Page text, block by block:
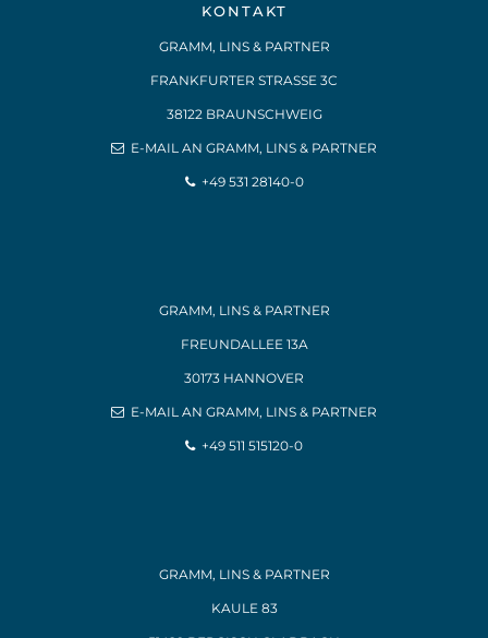
KONTAKT
GRAMM, LINS & PARTNER
FRANKFURTER STRASSE 3C
38122 BRAUNSCHWEIG
E-MAIL AN GRAMM, LINS & PARTNER
+49 531 28140-0
GRAMM, LINS & PARTNER
FREUNDALLEE 13A
30173 HANNOVER
E-MAIL AN GRAMM, LINS & PARTNER
+49 511 515120-0
GRAMM, LINS & PARTNER
KAULE 83